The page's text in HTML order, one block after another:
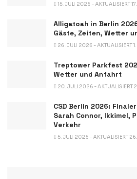
15. JULI 2026 - AKTUALISIERT
Alligatoah in Berlin
Gäste, Zeiten, Wetter
26. JULI 2026 - AKTUALISIERT
Treptower Parkfest
Wetter und Anfahrt
20. JULI 2026 - AKTUALISIERT
CSD Berlin 2026:
Sarah Connor, Ikkimel,
Verkehr
5. JULI 2026 - AKTUALISIERT